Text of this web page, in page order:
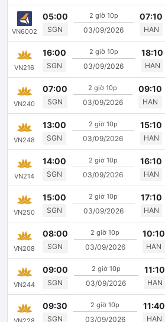
VN6002
05:00
SGN
2 giờ 10p
03/09/2026
07:10
HAN
VN216
16:00
SGN
2 giờ 10p
03/09/2026
18:10
HAN
VN240
07:00
SGN
2 giờ 10p
03/09/2026
09:10
HAN
VN248
13:00
SGN
2 giờ 10p
03/09/2026
15:10
HAN
VN214
14:00
SGN
2 giờ 10p
03/09/2026
16:10
HAN
VN250
15:00
SGN
2 giờ 10p
03/09/2026
17:10
HAN
VN208
08:00
SGN
2 giờ 10p
03/09/2026
10:10
HAN
VN244
09:00
SGN
2 giờ 10p
03/09/2026
11:10
HAN
09:30
SGN
2 giờ 10p
03/09/2026
11:40
HAN